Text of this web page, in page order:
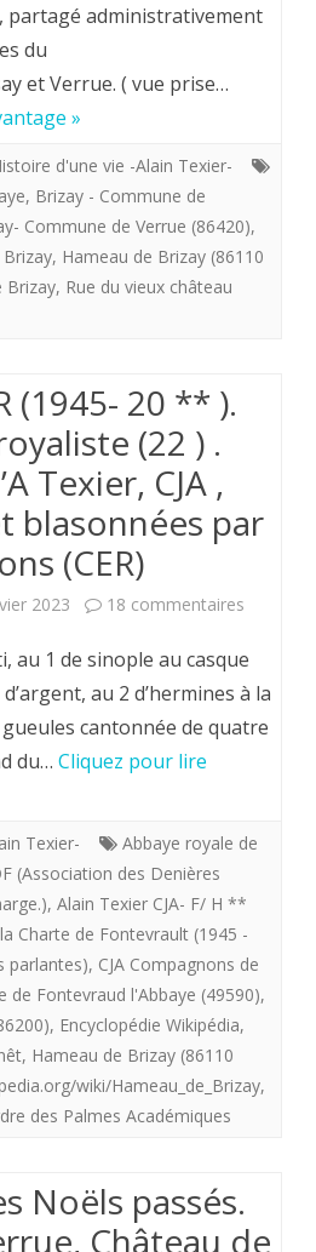
sise
ferme
Parents.
le
partagé administrativement
du
et Verrue. ( vue prise…
»
d'une vie -Alain Texier-
, Brizay - Commune de
Commune de Verrue (86420),
Brizay, Hameau de Brizay (86110
Brizay, Rue du vieux château
(1945- 20 ** ).
(22 ) .
Texier, CJA ,
blasonnées par
(CER)
2023 18 commentaires
TEXIER
(1945-
Une
vie
de
d’A
au 1 de sinople au casque
au 2 d’hermines à la
cantonnée de quatre
du… Cliquez pour lire
Texier-
Abbaye royale de
(Association des Denières
, Alain Texier CJA- F/ H **
Charte de Fontevrault (1945 -
parlantes), CJA Compagnons de
de Fontevraud l'Abbaye (49590),
, Encyclopédie Wikipédia,
, Hameau de Brizay (86110
wiki/Hameau_de_Brizay,
des Palmes Académiques
Noëls passés.
Château de